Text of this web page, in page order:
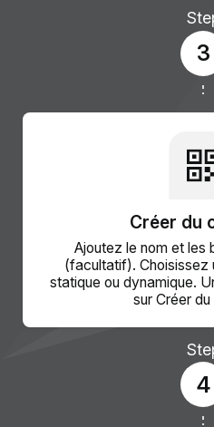
3
Créer du
Ajoutez le nom et les
(facultatif). Choisissez
statique ou dynamique.
sur Créer
4